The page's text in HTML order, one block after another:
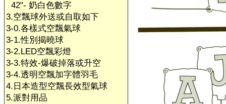
42"- 奶白色數字
3.空飄球外送或自取如下
3-0.各樣式空飄氣球
3-1.性別揭曉球
3-2.LED空飄彩燈
3-3.特效-爆破掉落或升空
3-4.透明空飄加字體羽毛
4.日本造型空飄長效型氣球
5.派對用品